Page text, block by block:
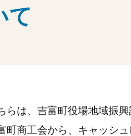
て
らは、吉富町役場地域振興
町商工会から、キャッシ